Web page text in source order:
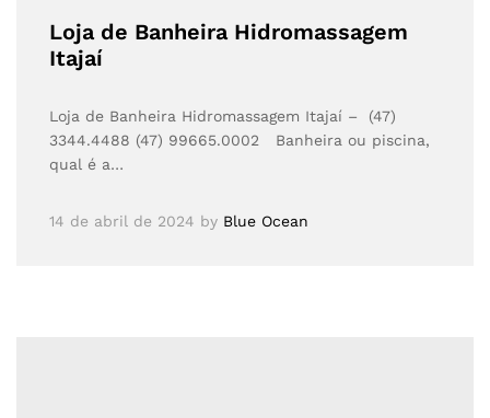
Loja de Banheira Hidromassagem
Itajaí
Loja de Banheira Hidromassagem Itajaí – (47)
3344.4488 (47) 99665.0002 Banheira ou piscina,
qual é a…
14 de abril de 2024 by Blue Ocean